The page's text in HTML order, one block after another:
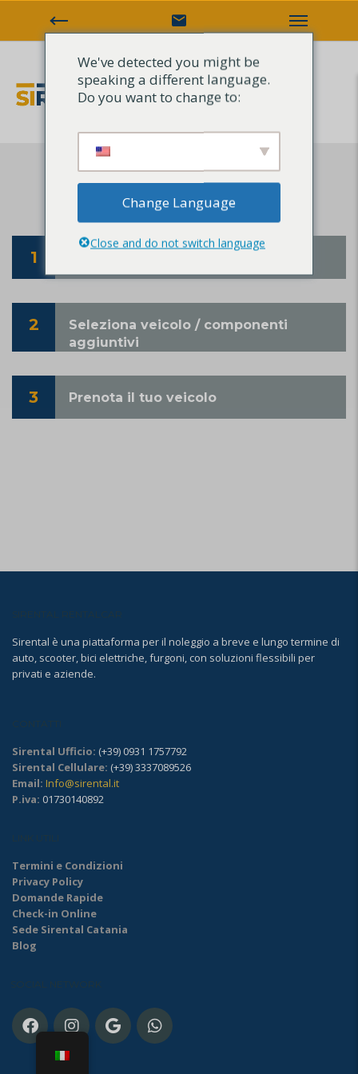
+39
PRENOTAZIONE
1
2
Seleziona veicolo / componenti
aggiuntivi
3 Prenota il tuo veicolo
SIRENTAL RENTALCAR
Sirental è una piattaforma per il noleggio a breve e lungo termine di
auto, scooter, bici elettriche, furgoni, con soluzioni flessibili per
privati e aziende.
CONTATTI
Sirental Ufficio: (+39) 0931 1757792
Sirental Cellulare: (+39) 3337089526
Email: Info@sirental.it
P.iva: 01730140892
LINK UTILI
Termini e Condizioni
Privacy Policy
Domande Rapide
Check-in Online
Sede Sirental Catania
Blog
SOCIAL NETWORK
We've detected you might be
speaking a different language.
Do you want to change to:
Change Language
Close and do not switch language